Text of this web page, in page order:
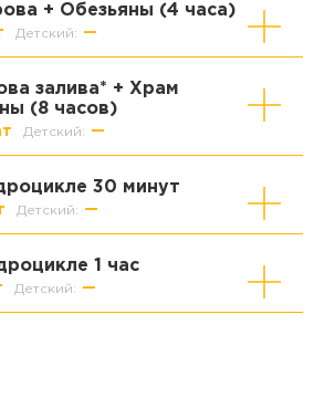
+ Обезьяны (4 часа)
Детский: —
залива* + Храм
(8 часов)
Детский: —
30 минут
Детский: —
1 час
Детский: —